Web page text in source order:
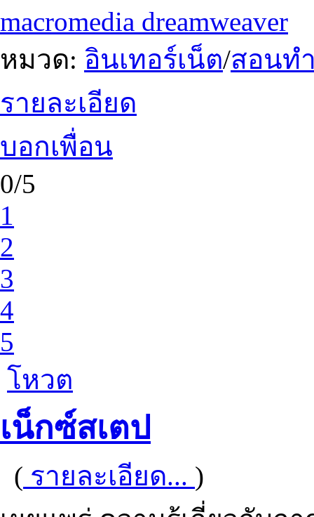
macromedia dreamweaver
หมวด: อินเทอร์เน็ต/สอนท
รายละเอียด
บอกเพื่อน
0/5
1
2
3
4
5
โหวต
เน็กซ์สเตป
( รายละเอียด... )